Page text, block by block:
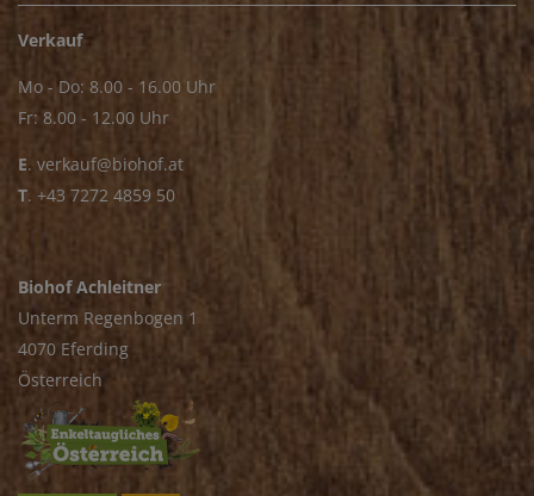
Verkauf
Mo - Do: 8.00 - 16.00 Uhr
Fr: 8.00 - 12.00 Uhr
E. verkauf@biohof.at
T. +43 7272 4859 50
Biohof Achleitner
Unterm Regenbogen 1
4070 Eferding
Österreich